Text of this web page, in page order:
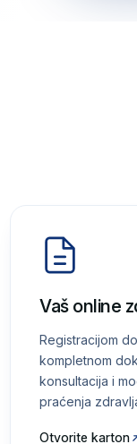
Vaš online
Registracijom
kompletnom
konsultacija i
praćenja
Otvorite karton